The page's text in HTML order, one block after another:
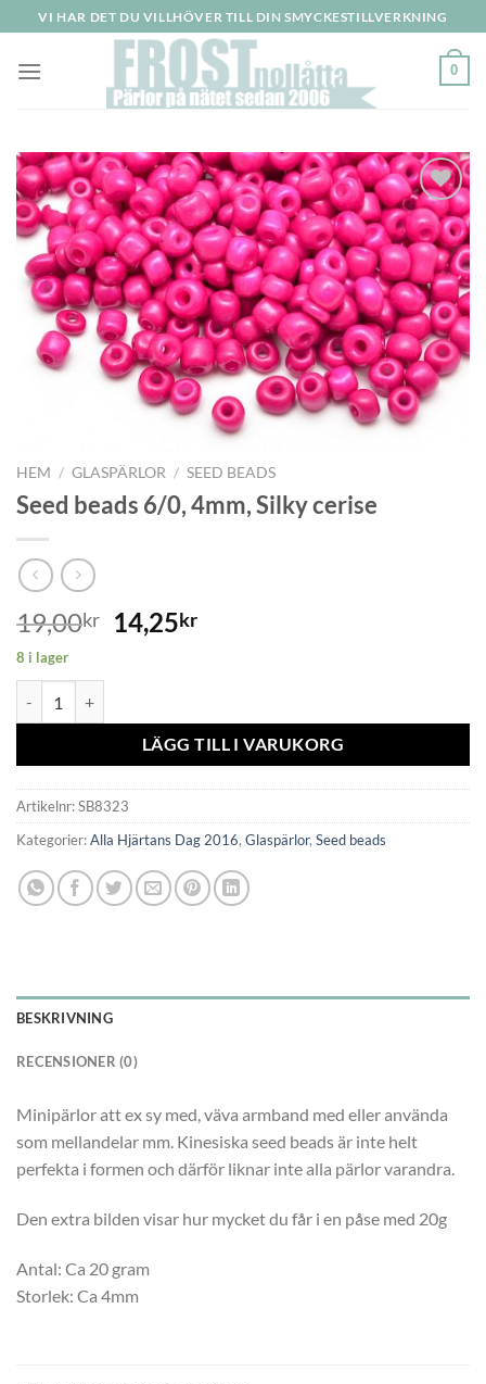
to
content
VI HAR DET DU VILLHÖVER TILL DIN SMYCKESTILLVERKNING
0
Lägg
till i
önskelistan
HEM / GLASPÄRLOR / SEED BEADS
Seed beads 6/0, 4mm, Silky cerise
19,00kr 14,25kr
8 i lager
LÄGG TILL I VARUKORG
Artikelnr:SB8323
Kategorier:Alla Hjärtans Dag 2016, Glaspärlor, Seed beads
BESKRIVNING
RECENSIONER (0)
Minipärlor att ex sy med, väva armband med eller använda
som mellandelar mm. Kinesiska seed beads är inte helt
perfekta i formen och därför liknar inte alla pärlor varandra.
Den extra bilden visar hur mycket du får i en påse med 20g
Antal: Ca 20 gram
Storlek: Ca 4mm